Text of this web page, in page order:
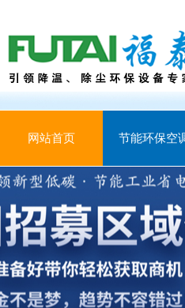
网站首页 节能环保空